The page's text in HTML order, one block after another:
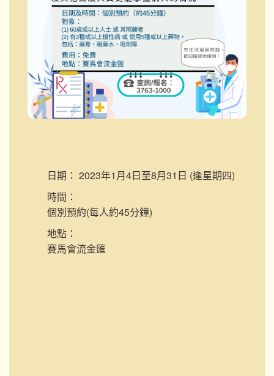
日期： 2023年1月4日至8月31日 (逢星期四)
時間：
個別預約(每人約45分鐘)
地點：
賽馬會流金匯